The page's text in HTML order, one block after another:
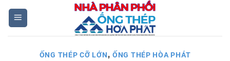
Skip
content
ỐNG THÉP CỠ LỚN, ỐNG THÉP HÒA PHÁT